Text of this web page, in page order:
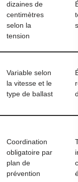
dizaines de
centimètres
selon la
tension
Variable selon
la vitesse et le
type de ballast
Coordination
obligatoire par
plan de
prévention